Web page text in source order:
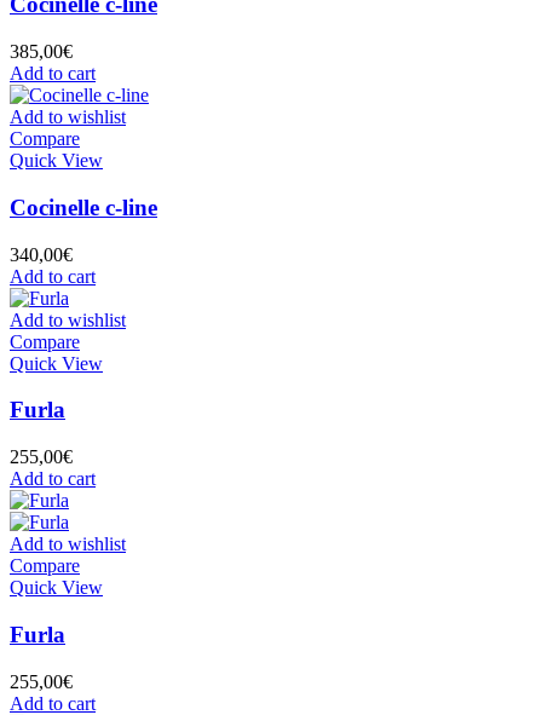
385,00€
Add to cart
Add to wishlist
Compare
Quick View
Cocinelle c-line
340,00€
Add to cart
Add to wishlist
Compare
Quick View
Furla
255,00€
Add to cart
Add to wishlist
Compare
Quick View
Furla
255,00€
Add to cart